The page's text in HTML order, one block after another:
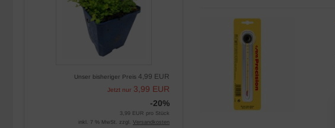
Unser bisheriger Preis 4,99 EUR
Jetzt nur 3,99 EUR
-20%
3,99 EUR pro Stück
inkl. 7 % MwSt. zzgl. Versandkosten